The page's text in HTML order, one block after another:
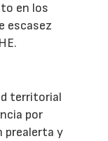
en los
escasez
territorial
por
prealerta y